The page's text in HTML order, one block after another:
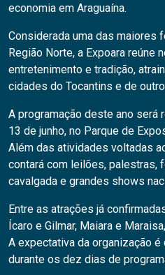
economia em Araguaína.
Considerada uma das maiores
Região Norte, a Expoara reúne
entretenimento e tradição,
cidades do Tocantins e de
A programação deste ano será
13 de junho, no Parque de
Além das atividades voltadas
contará com leilões, palestras,
cavalgada e grandes shows
Entre as atrações já
Ícaro e Gilmar, Maiara e
A expectativa da organização
durante os dez dias de